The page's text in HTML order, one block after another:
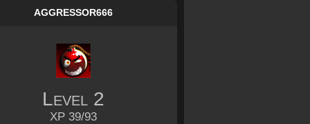
AGGRESSOR666
Level 2
XP 39/93